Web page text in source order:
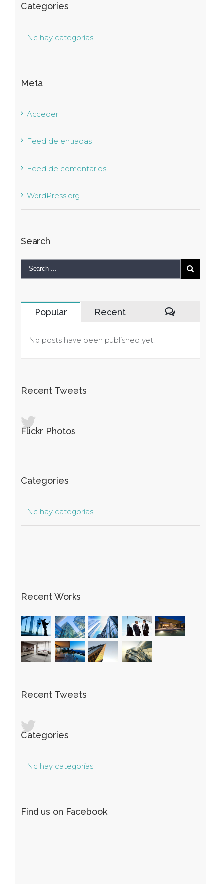
Categories
No hay categorías
Meta
Acceder
Feed de entradas
Feed de comentarios
WordPress.org
Search
Popular
Recent
No posts have been published yet.
Recent Tweets
Flickr Photos
Categories
No hay categorías
Recent Works
Recent Tweets
Categories
No hay categorías
Find us on Facebook